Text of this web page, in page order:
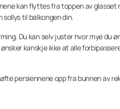
kan flyttes fra toppen av glasset
til balkongen din.
Du kan selv juster hvor mye du
kanskje ikke at alle
persiennene opp fra bunnen av